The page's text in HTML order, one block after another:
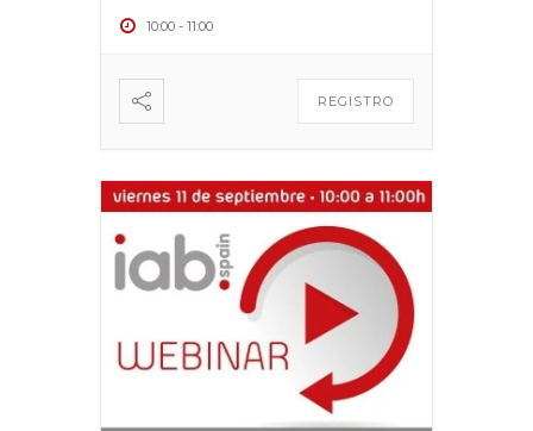
10:00 - 11:00
REGISTRO